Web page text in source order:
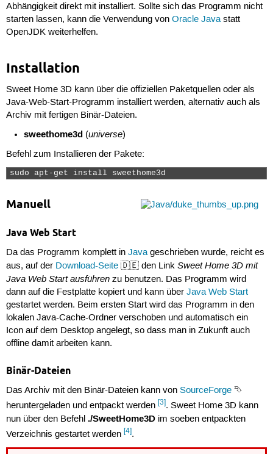
Abhängigkeit direkt mit installiert. Sollte sich das Programm nicht
starten lassen, kann die Verwendung von Oracle Javastatt
OpenJDK weiterhelfen.
Installation
Sweet Home 3D kann über die offiziellen Paketquellen oder als
Java-Web-Start-Programm installiert werden, alternativ auch als
Archiv mit fertigen Binär-Dateien.
sweethome3d (universe)
Befehl zum Installieren der Pakete:
sudo apt-get install sweethome3d
Manuell
Java Web Start
Da das Programm komplett in Javageschrieben wurde, reicht es
aus, auf der Download-Seite🇩🇪 den Link Sweet Home 3D mit
Java Web Start ausführenzu benutzen. Das Programm wird
dann auf die Festplatte kopiert und kann über Java Web Start
gestartet werden. Beim ersten Start wird das Programm in den
lokalen Java-Cache-Ordner verschoben und automatisch ein
Icon auf dem Desktop angelegt, so dass man in Zukunft auch
offline damit arbeiten kann.
Binär-Dateien
Das Archiv mit den Binär-Dateien kann von SourceForge⮷
heruntergeladen und entpackt werden [3]. Sweet Home 3D kann
nun über den Befehl ./SweetHome3Dim soeben entpackten
Verzeichnis gestartet werden [4].